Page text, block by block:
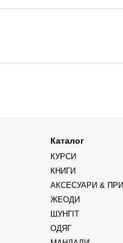
Каталог
КУРСИ
КНИГИ
АКСЕСУАРИ &
ЖЕОДИ
ШУНГІТ
ОДЯГ